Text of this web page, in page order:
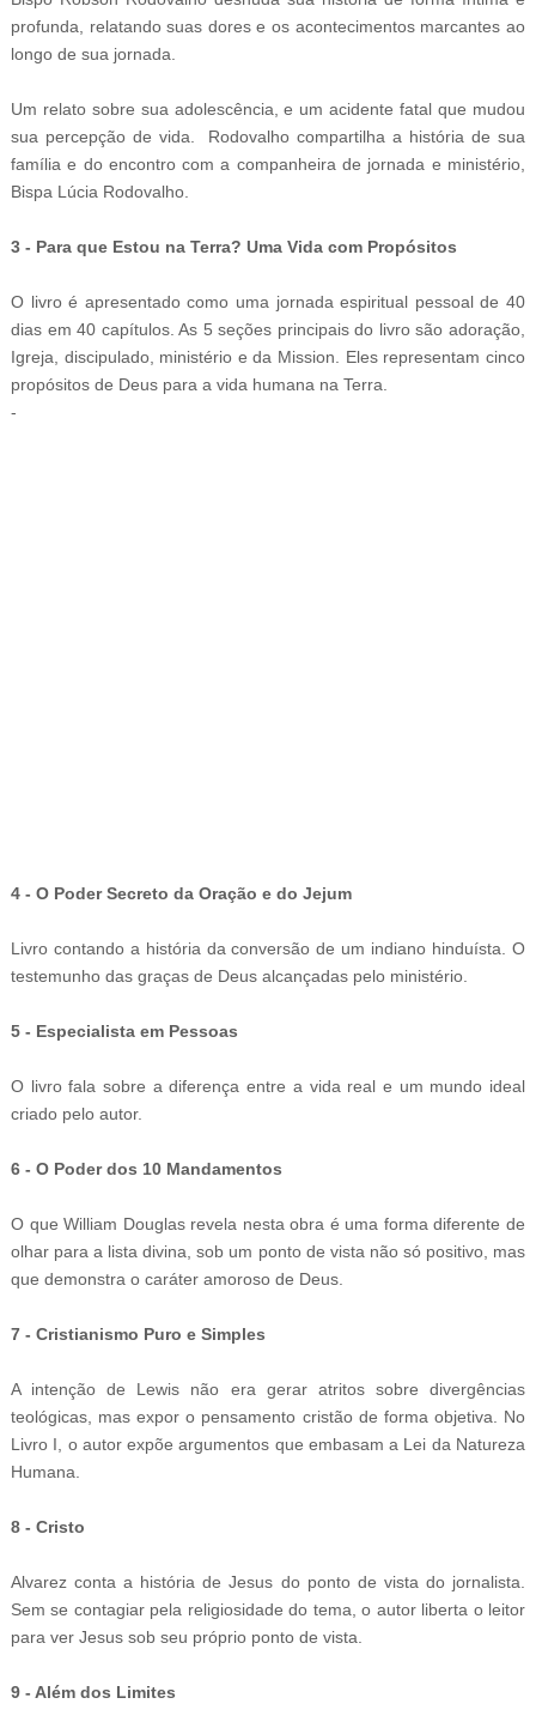
profunda, relatando suas dores e os acontecimentos marcantes ao
longo de sua jornada.
Um relato sobre sua adolescência, e um acidente fatal que mudou
sua percepção de vida. Rodovalho compartilha a história de sua
família e do encontro com a companheira de jornada e ministério,
Bispa Lúcia Rodovalho.
3 - Para que Estou na Terra? Uma Vida com Propósitos
O livro é apresentado como uma jornada espiritual pessoal de 40
dias em 40 capítulos. As 5 seções principais do livro são adoração,
Igreja, discipulado, ministério e da Mission. Eles representam cinco
propósitos de Deus para a vida humana na Terra.
-
4 - O Poder Secreto da Oração e do Jejum
Livro contando a história da conversão de um indiano hinduísta. O
testemunho das graças de Deus alcançadas pelo ministério.
5 - Especialista em Pessoas
O livro fala sobre a diferença entre a vida real e um mundo ideal
criado pelo autor.
6 - O Poder dos 10 Mandamentos
O que William Douglas revela nesta obra é uma forma diferente de
olhar para a lista divina, sob um ponto de vista não só positivo, mas
que demonstra o caráter amoroso de Deus.
7 - Cristianismo Puro e Simples
A intenção de Lewis não era gerar atritos sobre divergências
teológicas, mas expor o pensamento cristão de forma objetiva. No
Livro I, o autor expõe argumentos que embasam a Lei da Natureza
Humana.
8 - Cristo
Alvarez conta a história de Jesus do ponto de vista do jornalista.
Sem se contagiar pela religiosidade do tema, o autor liberta o leitor
para ver Jesus sob seu próprio ponto de vista.
9 - Além dos Limites